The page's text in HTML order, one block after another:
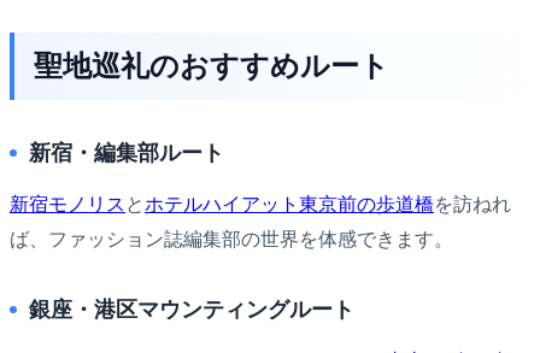
聖地巡礼のおすすめルート
新宿・編集部ルート
新宿モノリス と ホテルハイアット東京前の歩道橋を訪ねれ
ば、ファッション誌編集部の世界を体感できます。
銀座・港区マウンティングルート